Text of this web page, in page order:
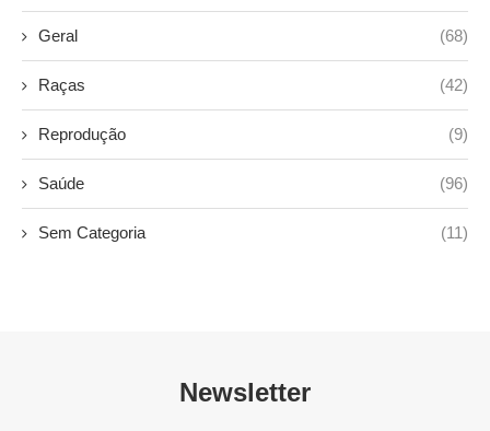
Geral (68)
Raças (42)
Reprodução (9)
Saúde (96)
Sem Categoria (11)
Newsletter